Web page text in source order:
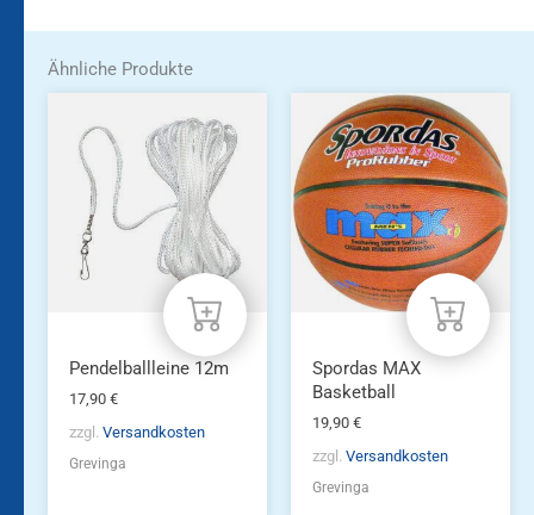
Ähnliche Produkte
Pendelballleine 12m
17,90 €
zzgl. Versandkosten
Grevinga
Spordas MAX
Basketball
19,90 €
zzgl. Versandkosten
Grevinga